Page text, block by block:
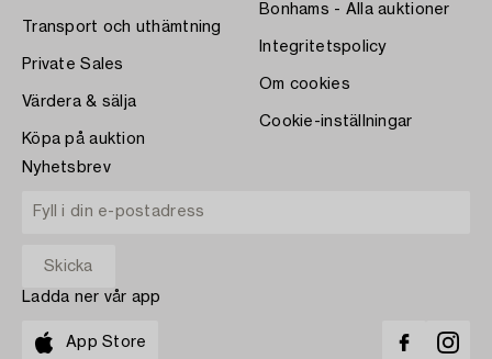
Transport och uthämtning
Private Sales
Värdera & sälja
Köpa på auktion
Bonhams - Alla auktioner
Integritetspolicy
Om cookies
Cookie-inställningar
Nyhetsbrev
Ladda ner vår app
App Store